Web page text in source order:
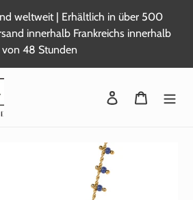
weltweit | Erhältlich in über 500
innerhalb Frankreichs innerhalb
von 48 Stunden
Sich anmelden